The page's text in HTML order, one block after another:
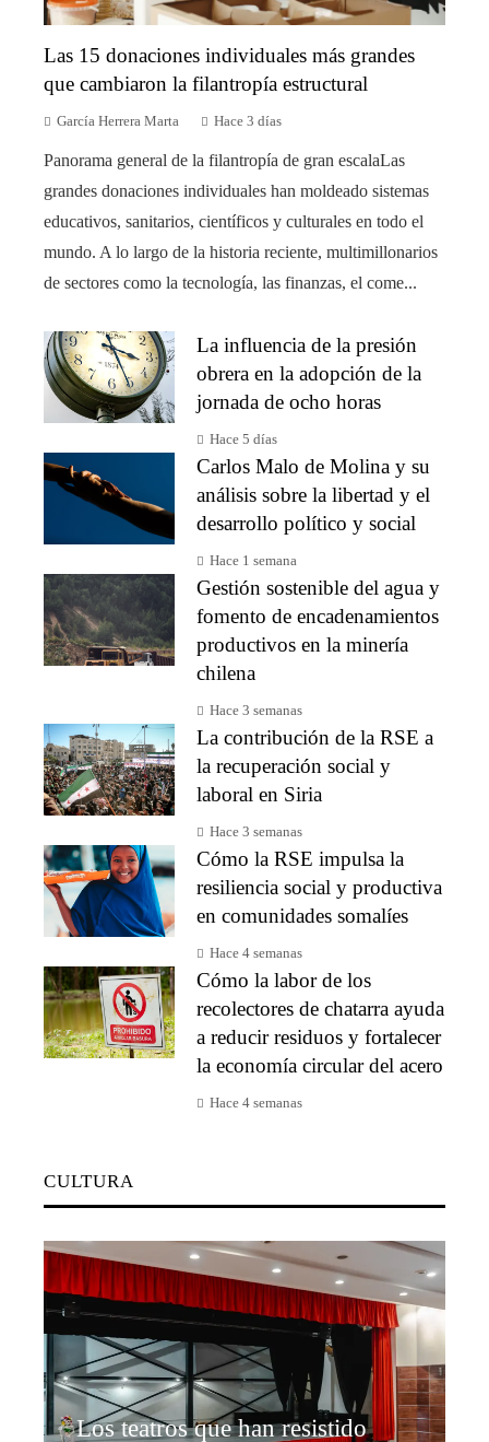
Las 15 donaciones individuales más grandes
que cambiaron la filantropía estructural
García Herrera Marta Hace 3 días
Panorama general de la filantropía de gran escalaLas
grandes donaciones individuales han moldeado sistemas
educativos, sanitarios, científicos y culturales en todo el
mundo. A lo largo de la historia reciente, multimillonarios
de sectores como la tecnología, las finanzas, el come...
La influencia de la presión
obrera en la adopción de la
jornada de ocho horas
Hace 5 días
Carlos Malo de Molina y su
análisis sobre la libertad y el
desarrollo político y social
Hace 1 semana
Gestión sostenible del agua y
fomento de encadenamientos
productivos en la minería
chilena
Hace 3 semanas
La contribución de la RSE a
la recuperación social y
laboral en Siria
Hace 3 semanas
Cómo la RSE impulsa la
resiliencia social y productiva
en comunidades somalíes
Hace 4 semanas
Cómo la labor de los
recolectores de chatarra ayuda
a reducir residuos y fortalecer
la economía circular del acero
Hace 4 semanas
CULTURA
Los teatros que han resistido